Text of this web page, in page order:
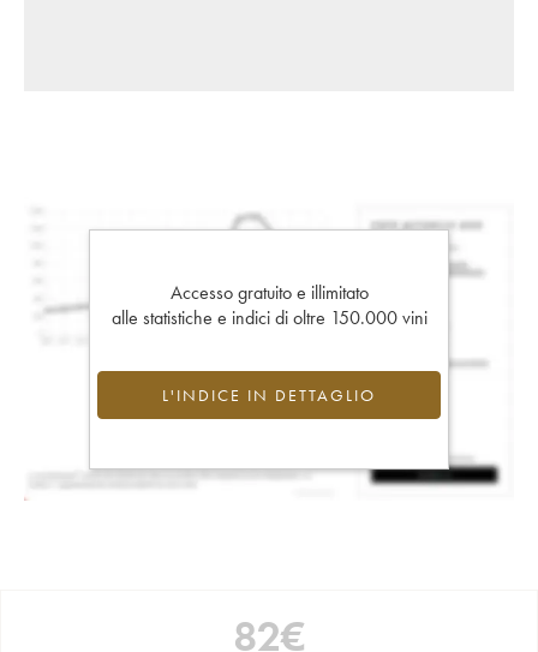
Accesso gratuito e illimitato
alle statistiche e indici di oltre 150.000 vini
L'INDICE IN DETTAGLIO
82€